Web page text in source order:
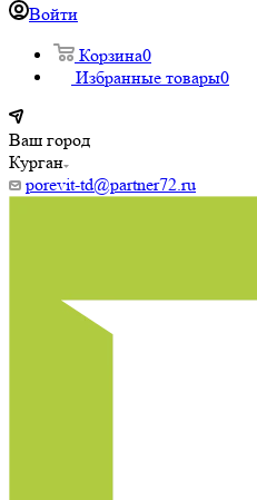
Войти
Корзина0
Избранные товары0
Ваш город
Курган
porevit-td@partner72.ru